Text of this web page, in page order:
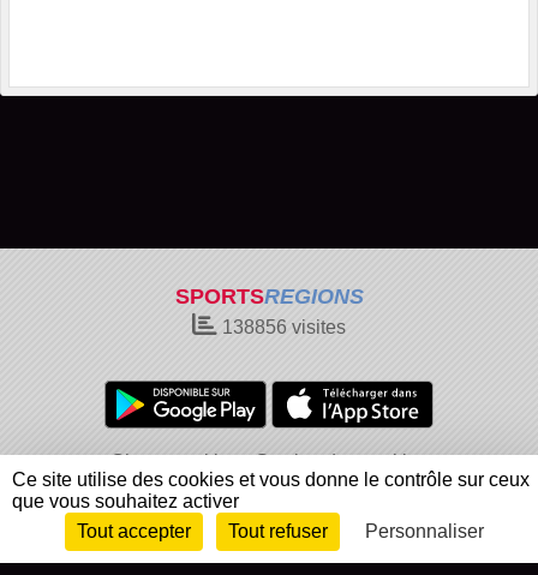
SPORTSREGIONS
138856 visites
Charte cookies
Gestion des cookies
Informations légales
Signaler un contenu inapproprié
Envie de participer ? Connexion
Ce site utilise des cookies et vous donne le contrôle sur ceux
que vous souhaitez activer
Tout accepter
Tout refuser Personnaliser